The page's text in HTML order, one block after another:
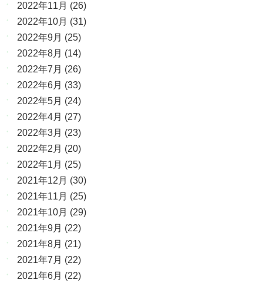
2022年11月 (26)
2022年10月 (31)
2022年9月 (25)
2022年8月 (14)
2022年7月 (26)
2022年6月 (33)
2022年5月 (24)
2022年4月 (27)
2022年3月 (23)
2022年2月 (20)
2022年1月 (25)
2021年12月 (30)
2021年11月 (25)
2021年10月 (29)
2021年9月 (22)
2021年8月 (21)
2021年7月 (22)
2021年6月 (22)